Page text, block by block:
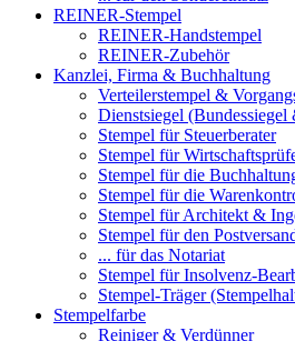
REINER-Stempel
REINER-Handstempel
REINER-Zubehör
Kanzlei, Firma & Buchhaltung
Verteilerstempel &
Dienstsiegel
Stempel für Steuerberater
Stempel für
Stempel für die
Stempel für die
Stempel für Architekt &
Stempel für den
... für das Notariat
Stempel für Insolvenz-
Stempel-Träger
Stempelfarbe
Reiniger & Verdünner